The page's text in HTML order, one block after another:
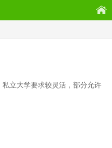
立大学要求较灵活，部分允许